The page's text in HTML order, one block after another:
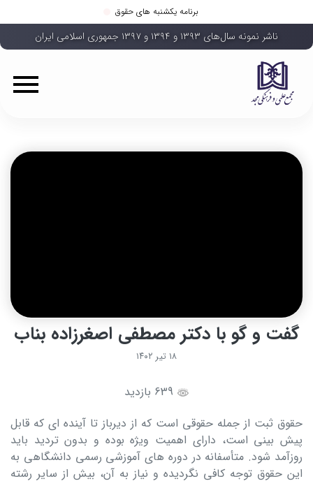
برنامه یکشنبه های حقوق
ناشر نمونه سال‌های ۱۳۹۳ و ۱۳۹۴ و ۱۳۹۷ جمهوری اسلامی ایران
گفت و گو با دکتر مصطفی اصغرزاده بناب
۱۸ تیر ۱۴۰۲
حقوق ثبت از جمله حقوقی است که از دیرباز تا آینده ای که قابل
پیش بینی است، دارای اهمیت ویژه بوده و بدون تردید باید
روزآمد شود. متأسفانه در دوره های آموزشی رسمی دانشگاهی به
این حقوق توجه کافی نگردیده و نیاز به آن، بیش از سایر رشته